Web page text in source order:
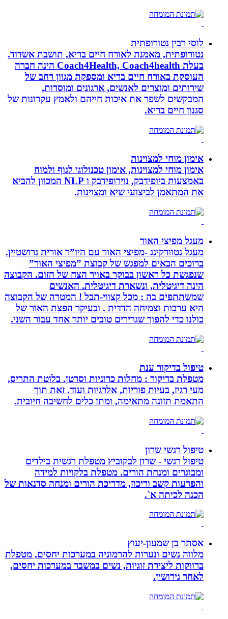
לוסי רבין נטורופתית
נטורופתית, מאמנת לאורח חיים בריא, תושבת אשדוד.
בעלת Coach4Health, Coach4health הינה חברה
העוסקת באורח חיים בריא ומספקת מגוון רחב של
שירותים ומוצרים לאנשים, ארגונים ומוסדות,
המבקשים לשפר את איכות חייהם ולאמץ עקרונות של
סגנון חיים בריא.
אימון מוחי למצוינות
אימון מוחי למצוינות, אימון טכנולוגי לגוף ולמוח
באמצעות ביופידבק, נוירופידבק ו NLP המכוון להביא
את המתאמן לביצועי שיא ומצוינות.
מעגל מפיצי האור
מעגל נטוורקינג -מפיצי האור עם היו”ר אורית גרושטיין.
ברוכים הבאים למפגש של קבוצת ”מפיצי האור”
שנפגשת כל ראשון בבוקר באויר הצח של הזום. הקבוצה
הינה דיגיטלית, ונשארת דיגיטלית. האנשים
שמשתתפים בה : מכל קצווי-תבל ! המטרה של הקבוצה
היא ערבות וצמיחה הדדית . ובעיקר הפצת האור של
כולנו כדי להפוך שגרירים טובים יותר אחד עבור השני.
טיפול בדיקור ענת
מטפלת בדיקור : מחלות כרוניות וסרטן. בלוטת התריס,
מעי רגיז, בעיות פוריות, אלרגיות ועוד. זאת תוך
התאמת תזונה מתאימה, ומתן כלים לחשיבה חיובית.
טיפול רגשי שרון
טיפול רגשי - שרון לבקוביץ מטפלת רגשית בילדים
ומבוגרים ומנחת הורים. מטפלת בלקויות למידה
והפרעות קשב וריכוז, מדריכת הורים ומנחה סדנאות של
הכנה לכיתה א`.
אסתר בן שמעון-יעוץ
מלווה נשים ונערות להרמוניה במערכות יחסים, מטפלת
ברווקות ליצירת זוגיות, נשים במשבר במערכות יחסים,
לאחר גירושין.